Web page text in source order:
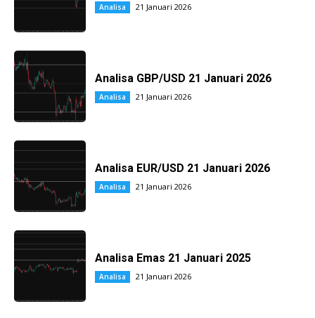
Analisa 21 Januari 2026
Analisa GBP/USD 21 Januari 2026
Analisa 21 Januari 2026
Analisa EUR/USD 21 Januari 2026
Analisa 21 Januari 2026
Analisa Emas 21 Januari 2025
Analisa 21 Januari 2026